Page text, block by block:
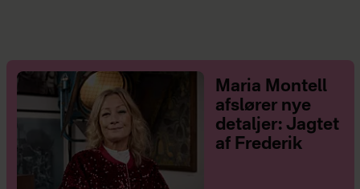
Maria Montell
afslører nye
detaljer: Jagtet
af Frederik